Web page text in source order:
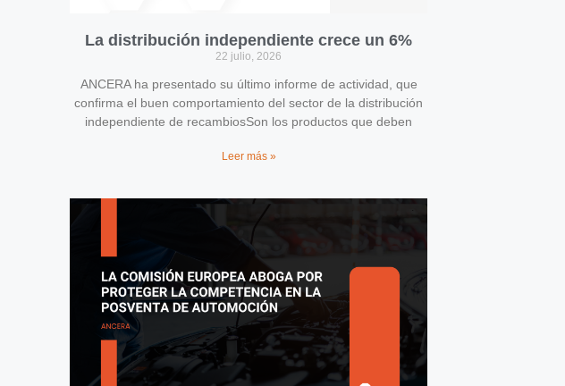
La distribución independiente crece un 6%
22 julio, 2026
ANCERA ha presentado su último informe de actividad, que
confirma el buen comportamiento del sector de la distribución
independiente de recambiosSon los productos que deben
Leer más »